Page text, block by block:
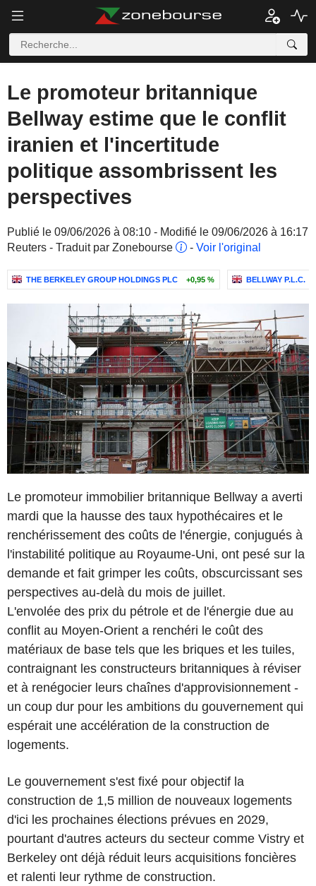
Le promoteur britannique
Bellway estime que le conflit
iranien et l'incertitude
politique assombrissent les
perspectives
Publié le 09/06/2026 à 08:10 - Modifié le 09/06/2026 à 16:17
Reuters - Traduit par Zonebourse
- Voir l'original
THE BERKELEY GROUP HOLDINGS PLC +0,95 % BELLWAY P.L.C.
Le promoteur immobilier britannique Bellway a averti
mardi que la hausse des taux hypothécaires et le
renchérissement des coûts de l'énergie, conjugués à
l'instabilité politique au Royaume-Uni, ont pesé sur la
demande et fait grimper les coûts, obscurcissant ses
perspectives au-delà du mois de juillet.
L'envolée des prix du pétrole et de l'énergie due au
conflit au Moyen-Orient a renchéri le coût des
matériaux de base tels que les briques et les tuiles,
contraignant les constructeurs britanniques à réviser
et à renégocier leurs chaînes d'approvisionnement -
un coup dur pour les ambitions du gouvernement qui
espérait une accélération de la construction de
logements.
Le gouvernement s'est fixé pour objectif la
construction de 1,5 million de nouveaux logements
d'ici les prochaines élections prévues en 2029,
pourtant d'autres acteurs du secteur comme Vistry et
Berkeley ont déjà réduit leurs acquisitions foncières
et ralenti leur rythme de construction.